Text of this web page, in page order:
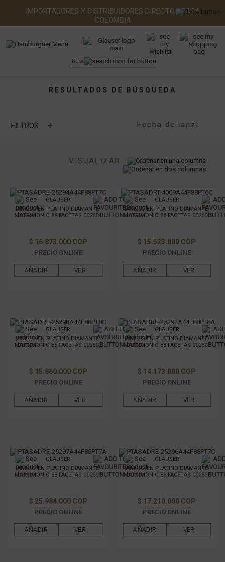
IMPORTADORES Y DISTRIBUIDORES DIRECTOS PARA
COLOMBIA
RESULTADOS DE BÚSQUEDA
FILTROS +
TIPO DE METAL
GÉNERO
FILTRAR POR PRECIO
VISUALIZAR
GLAUSER
ANILLO EN PLATINO DIAMANTE
MATRIMONIO 88 FACETAS 002604
$ 16.873.000 COP
PRECIO ONLINE
AÑADIR VER
GLAUSER
ANILLO EN PLATINO DIAMANTE
MATRIMONIO 88 FACETAS 002603
$ 15.523.000 COP
PRECIO ONLINE
AÑADIR VER
GLAUSER
ANILLO EN PLATINO DIAMANTE
MATRIMONIO 88 FACETAS 002602
$ 15.860.000 COP
PRECIO ONLINE
AÑADIR VER
GLAUSER
ANILLO EN PLATINO DIAMANTE
MATRIMONIO 88 FACETAS 002601
$ 14.173.000 COP
PRECIO ONLINE
AÑADIR VER
GLAUSER
ANILLO EN PLATINO DIAMANTE
MATRIMONIO 88 FACETAS 002599
$ 25.984.000 COP
PRECIO ONLINE
AÑADIR VER
GLAUSER
ANILLO EN PLATINO DIAMANTE
MATRIMONIO 88 FACETAS 002598
$ 17.210.000 COP
PRECIO ONLINE
AÑADIR VER